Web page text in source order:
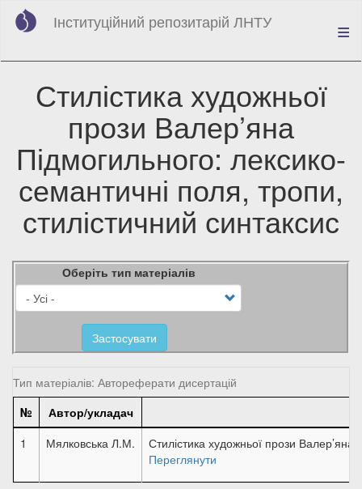
Перейти
вмісту
Інституційний репозитарій ЛНТУ
Стилістика художньої
прози Валер’яна
Підмогильного: лексико-
семантичні поля, тропи,
стилістичний синтаксис
Оберіть тип матеріалів
Застосувати
Тип матеріалів: Автореферати дисертацій
№
Автор/укладач
1
Мялковська Л.М.
Стилістика художньої прози Валер’яна
Переглянути